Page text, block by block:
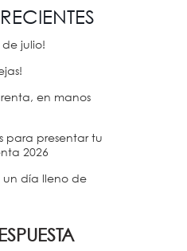
de julio!
en manos
para presentar tu
2026
un día lleno de